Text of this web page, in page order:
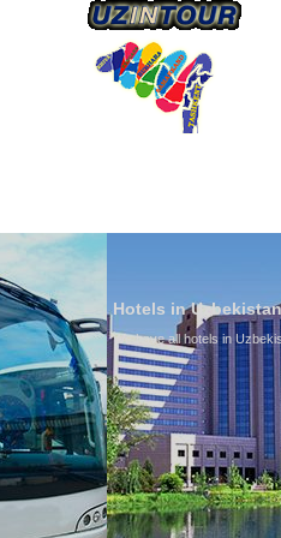
in Uzbekistan
all hotels in Uzbekistan